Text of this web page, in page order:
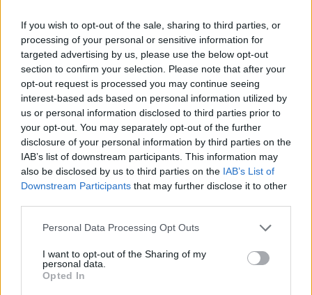
If you wish to opt-out of the sale, sharing to third parties, or
processing of your personal or sensitive information for
targeted advertising by us, please use the below opt-out
section to confirm your selection. Please note that after your
opt-out request is processed you may continue seeing
interest-based ads based on personal information utilized by
us or personal information disclosed to third parties prior to
your opt-out. You may separately opt-out of the further
disclosure of your personal information by third parties on the
IAB’s list of downstream participants. This information may
also be disclosed by us to third parties on the IAB’s List of
Downstream Participants that may further disclose it to other
Personal Data Processing Opt Outs
I want to opt-out of the Sharing of my
personal data.
Opted In
Vídeo – Tesla Cybertruck – Nunca vimos
nada assim!
13/05/2024
O Toyota mais português continua à venda
40 anos depois
31/07/2026
Vídeo – Os renovados Skoda Scala e Kamiq
12/02/2024
Sobre